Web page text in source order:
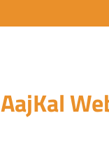
AajKal